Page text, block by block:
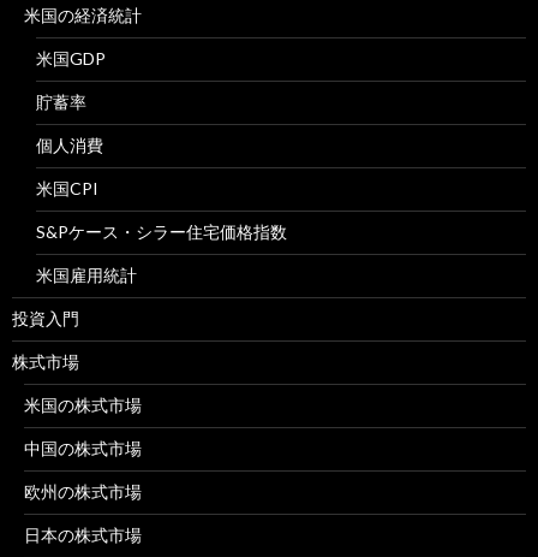
米国の経済統計
米国GDP
貯蓄率
個人消費
米国CPI
S&Pケース・シラー住宅価格指数
米国雇用統計
投資入門
株式市場
米国の株式市場
中国の株式市場
欧州の株式市場
日本の株式市場